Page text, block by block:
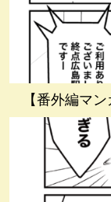
【番外編マ